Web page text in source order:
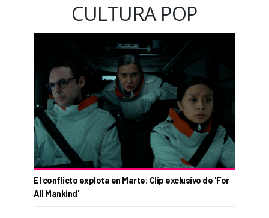
CULTURA POP
El conflicto explota en Marte: Clip exclusivo de 'For
All Mankind'